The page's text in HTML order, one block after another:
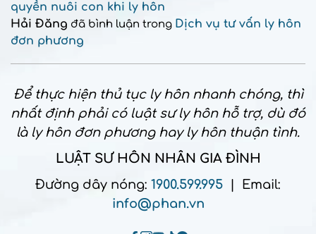
quyền nuôi con khi ly hôn
Hải Đăng đã bình luận trong Dịch vụ tư vấn ly hôn
đơn phương
Để thực hiện thủ tục ly hôn nhanh chóng, thì
nhất định phải có luật sư ly hôn hỗ trợ, dù đó
là ly hôn đơn phương hay ly hôn thuận tình.
LUẬT SƯ HÔN NHÂN GIA ĐÌNH
Đường dây nóng: 1900.599.995 | Email:
info@phan.vn